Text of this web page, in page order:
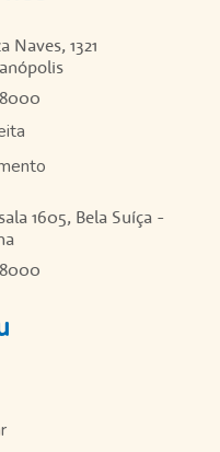
Naves, 1321
1605, Bela Suíça -